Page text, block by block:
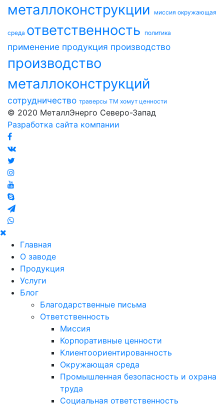
металлоконструкции миссия окружающая
среда ответственность политика
применение продукция производство
производство
металлоконструкций
сотрудничество траверсы ТМ хомут ценности
© 2020 МеталлЭнерго Северо-Запад
Разработка сайта компании
Главная
О заводе
Продукция
Услуги
Блог
Благодарственные письма
Ответственность
Миссия
Корпоративные ценности
Клиентоориентированность
Окружающая среда
Промышленная безопасность и охрана
труда
Социальная ответственность